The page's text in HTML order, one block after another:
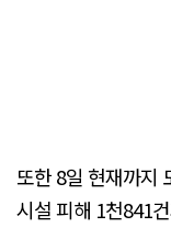
또한 8일 현재까지
시설 피해 1천841